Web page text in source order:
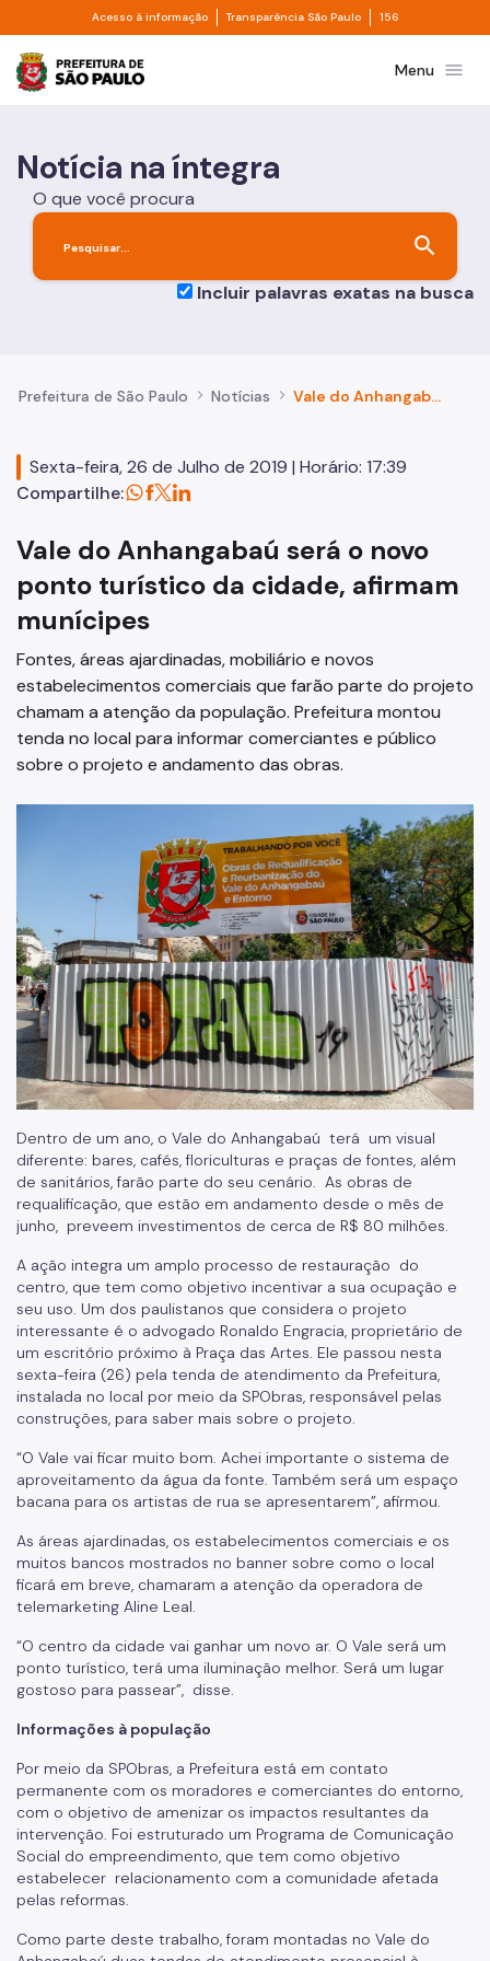
Pular para o Conteúdo principal
Acesso à informação Divisor de acesso à informação
Transparência São Paulo Divisor de
156
Prefeitura de São PauloMenu menu
Notícia na íntegra
O que você procura
search
Incluir palavras exatas na busca
Prefeitura de São Paulo Notícias Vale do Anhangabaú será o novo ponto turístico da cidade, afirmam munícipes
Sexta-feira, 26 de Julho de 2019 | Horário: 17:39
Compartilhe:
Vale do Anhangabaú será o novo
ponto turístico da cidade, afirmam
munícipes
Fontes, áreas ajardinadas, mobiliário e novos
estabelecimentos comerciais que farão parte do projeto
chamam a atenção da população. Prefeitura montou
tenda no local para informar comerciantes e público
sobre o projeto e andamento das obras.
Dentro de um ano, o Vale do Anhangabaú terá um visual
diferente: bares, cafés, floriculturas e praças de fontes, além
de sanitários, farão parte do seu cenário. As obras de
requalificação, que estão em andamento desde o mês de
junho, preveem investimentos de cerca de R$ 80 milhões.
A ação integra um amplo processo de restauração do
centro, que tem como objetivo incentivar a sua ocupação e
seu uso. Um dos paulistanos que considera o projeto
interessante é o advogado Ronaldo Engracia, proprietário de
um escritório próximo à Praça das Artes. Ele passou nesta
sexta-feira (26) pela tenda de atendimento da Prefeitura,
instalada no local por meio da SPObras, responsável pelas
construções, para saber mais sobre o projeto.
“O Vale vai ficar muito bom. Achei importante o sistema de
aproveitamento da água da fonte. Também será um espaço
bacana para os artistas de rua se apresentarem”, afirmou.
As áreas ajardinadas, os estabelecimentos comerciais e os
muitos bancos mostrados no banner sobre como o local
ficará em breve, chamaram a atenção da operadora de
telemarketing Aline Leal.
“O centro da cidade vai ganhar um novo ar. O Vale será um
ponto turístico, terá uma iluminação melhor. Será um lugar
gostoso para passear”, disse.
Informações à população
Por meio da SPObras, a Prefeitura está em contato
permanente com os moradores e comerciantes do entorno,
com o objetivo de amenizar os impactos resultantes da
intervenção. Foi estruturado um Programa de Comunicação
Social do empreendimento, que tem como objetivo
estabelecer relacionamento com a comunidade afetada
pelas reformas.
Como parte deste trabalho, foram montadas no Vale do